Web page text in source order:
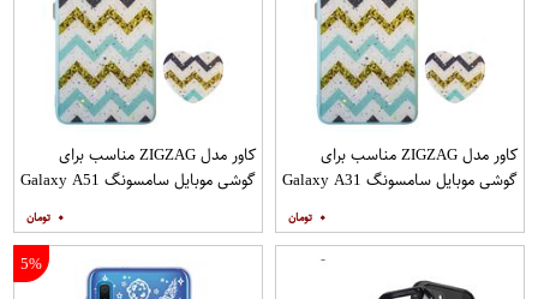
کاور مدل ZIGZAG مناسب برای
گوشی موبایل سامسونگ Galaxy A31
۰
کاور مدل ZIGZAG مناسب برای
گوشی موبایل سامسونگ Galaxy A51
۰
5%